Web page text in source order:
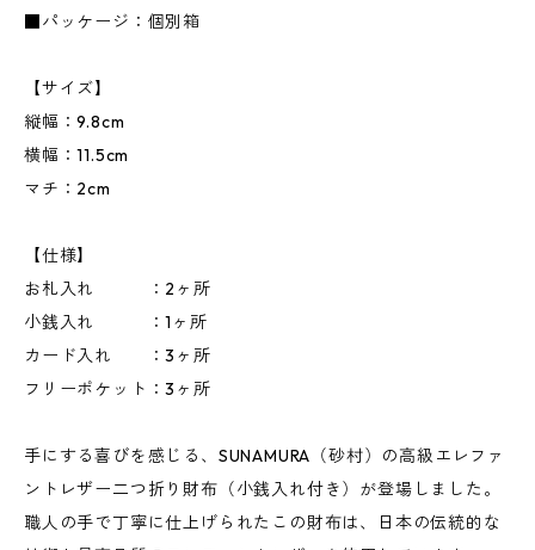
■パッケージ：個別箱
【サイズ】
縦幅：9.8cm
横幅：11.5cm
マチ：2cm
【仕様】
お札入れ ：2ヶ所
小銭入れ ：1ヶ所
カード入れ ：3ヶ所
フリーポケット：3ヶ所
手にする喜びを感じる、SUNAMURA（砂村）の高級エレファ
ントレザー二つ折り財布（小銭入れ付き）が登場しました。
職人の手で丁寧に仕上げられたこの財布は、日本の伝統的な